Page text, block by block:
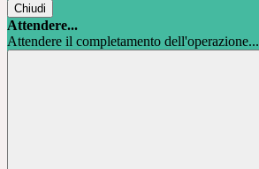
Chiudi
Attendere...
Attendere il completamento dell'operazione...